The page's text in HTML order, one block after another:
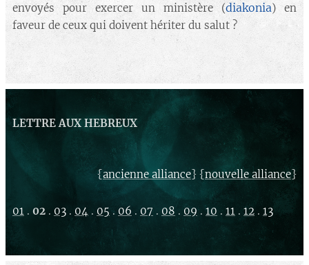
envoyés pour exercer un ministère (diakonia) en
faveur de ceux qui doivent hériter du salut ?
LETTRE AUX HEBREUX
{ancienne alliance} {nouvelle alliance}
01 . 02 . 03 . 04 . 05 . 06 . 07 . 08 . 09.10 . 11 . 12 . 13